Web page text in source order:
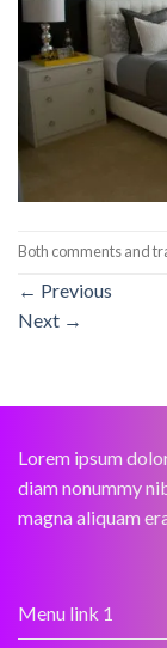
Both comments and
← Previous
Next →
Lorem ipsum
diam nonummy
magna aliquam
Menu link 1